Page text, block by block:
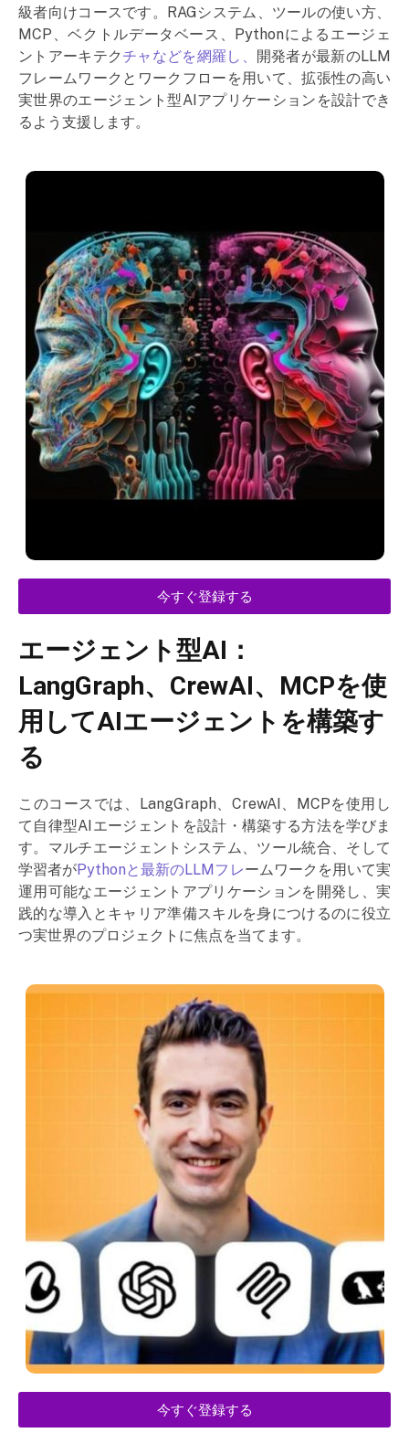
級者向けコースです。RAGシステム、ツールの使い方、
MCP、ベクトルデータベース、Pythonによるエージェ
ントアーキテク チャなどを網羅し、 開発者が最新のLLM
フレームワークとワークフローを用いて、拡張性の高い
実世界のエージェント型AIアプリケーションを設計でき
るよう支援します。
今すぐ登録する
エージェント型AI：
LangGraph、CrewAI、MCPを使
用してAIエージェントを構築す
る
このコースでは、LangGraph、CrewAI、MCPを使用し
て自律型AIエージェントを設計・構築する方法を学びま
す。マルチエージェントシステム、ツール統合、そして
学習者がPythonと最新のLLMフレームワークを用いて実
運用可能なエージェントアプリケーションを開発し、実
践的な導入とキャリア準備スキルを身につけるのに役立
つ実世界のプロジェクトに焦点を当てます。
今すぐ登録する